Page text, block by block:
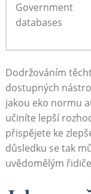
Government
databases
Dodržováním
dostupných
jakou ‍eko ⁤normu​
⁣učiníte⁣ lepší
přispějete ke
důsledku se tak
uvědomělým